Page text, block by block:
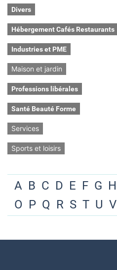
Divers
Hébergement Cafés Restaurants
Industries et PME
Maison et jardin
Professions libérales
Santé Beauté Forme
Services
Sports et loisirs
A B C D E F G H
O P Q R S T U V